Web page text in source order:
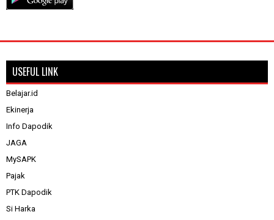
USEFUL LINK
Belajar.id
Ekinerja
Info Dapodik
JAGA
MySAPK
Pajak
PTK Dapodik
Si Harka